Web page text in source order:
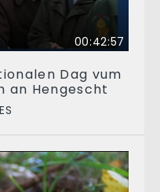
00:42:57
Dag vum
an Hengescht